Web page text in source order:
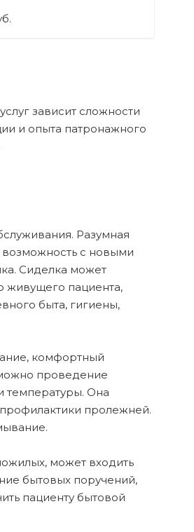
зависит сложности
и опыта патронажного
Разумная
возможность с новыми
Сиделка может
живущего пациента,
быта, гигиены,
комфортный
проведение
температуры. Она
пролежней.
может входить
бытовых поручений,
пациенту бытовой